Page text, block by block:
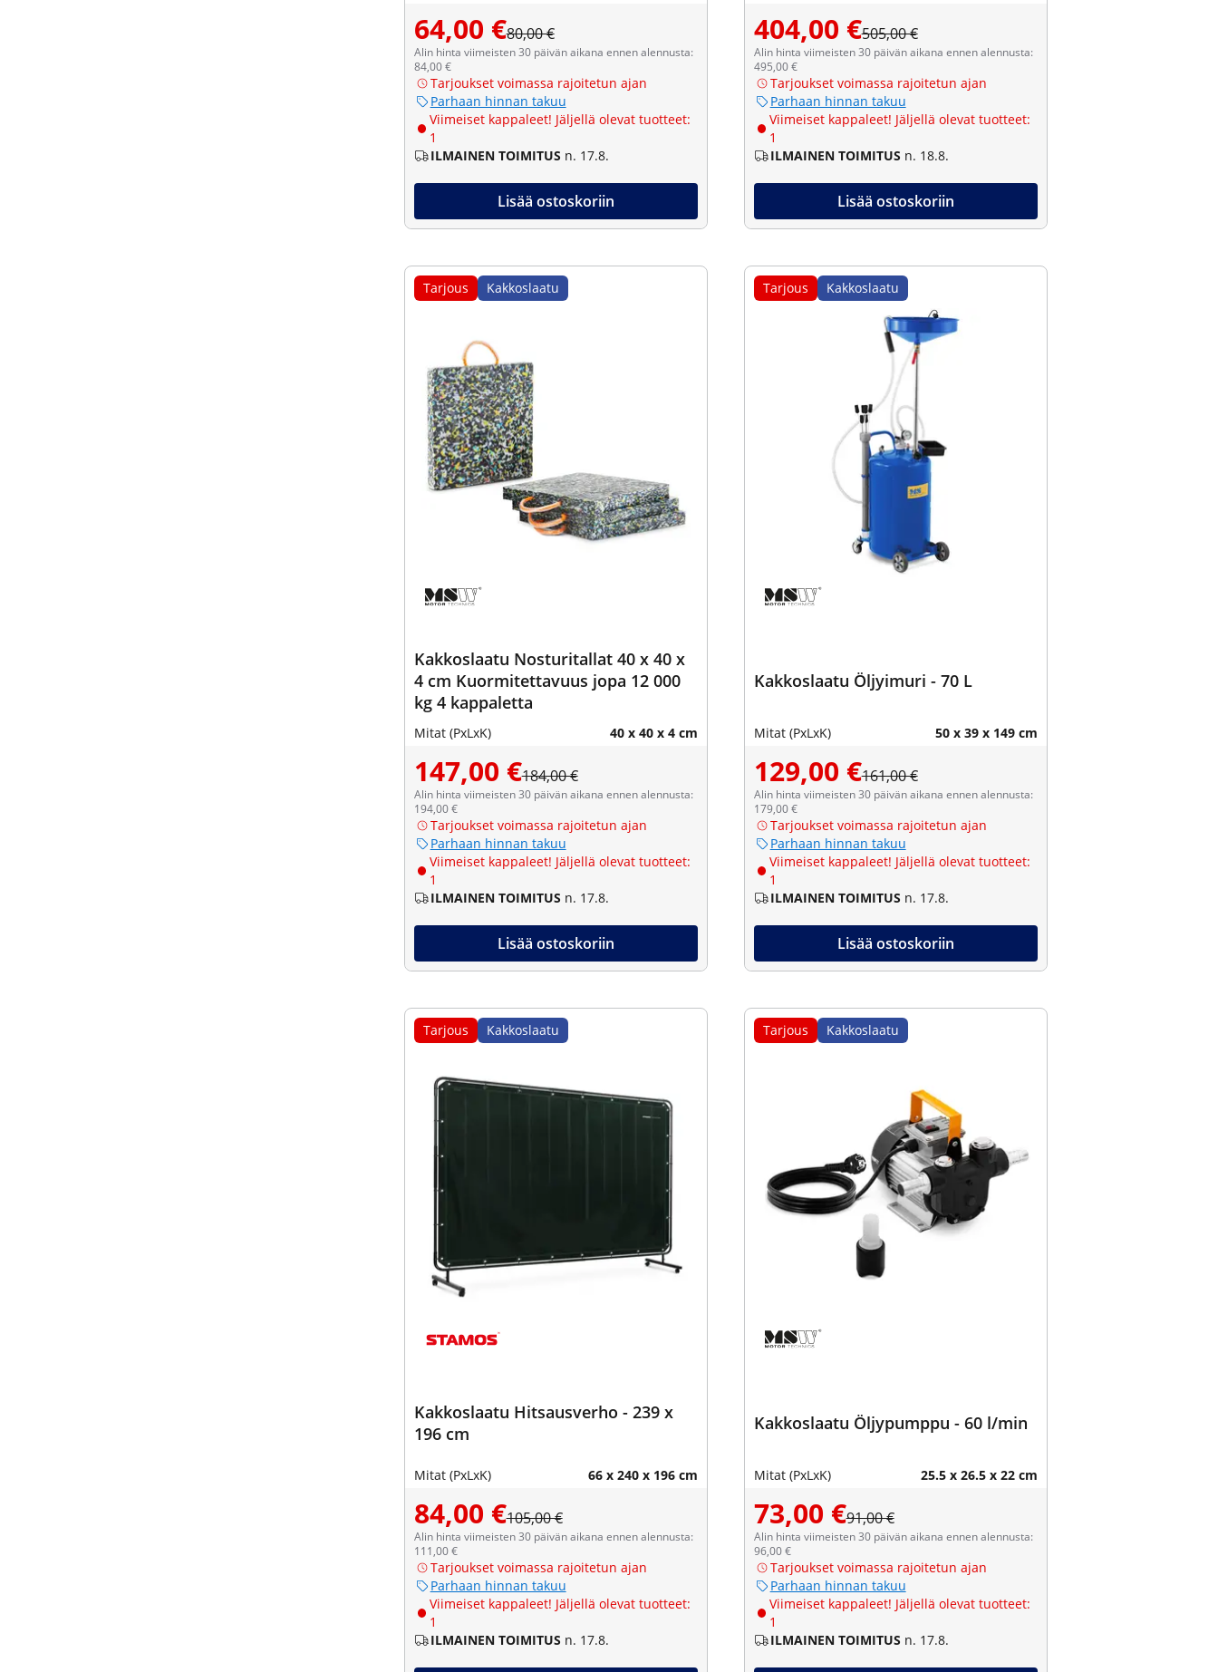
64,00 €80,00 €
Alin hinta viimeisten 30 päivän aikana ennen alennusta:
84,00 €
Tarjoukset voimassa rajoitetun ajan
Parhaan hinnan takuu
Viimeiset kappaleet! Jäljellä olevat tuotteet:
1
ILMAINEN TOIMITUS n. 17.8.
Lisää ostoskoriin
404,00 €505,00 €
Alin hinta viimeisten 30 päivän aikana ennen alennusta:
495,00 €
Tarjoukset voimassa rajoitetun ajan
Parhaan hinnan takuu
Viimeiset kappaleet! Jäljellä olevat tuotteet:
1
ILMAINEN TOIMITUS n. 18.8.
Lisää ostoskoriin
Tarjous Kakkoslaatu
Kakkoslaatu Nosturitallat 40 x 40 x
4 cm Kuormitettavuus jopa 12 000
kg 4 kappaletta
Mitat (PxLxK) 40 x 40 x 4 cm
147,00 €184,00 €
Alin hinta viimeisten 30 päivän aikana ennen alennusta:
194,00 €
Tarjoukset voimassa rajoitetun ajan
Parhaan hinnan takuu
Viimeiset kappaleet! Jäljellä olevat tuotteet:
1
ILMAINEN TOIMITUS n. 17.8.
Lisää ostoskoriin
Tarjous Kakkoslaatu
Kakkoslaatu Öljyimuri - 70 L
Mitat (PxLxK) 50 x 39 x 149 cm
129,00 €161,00 €
Alin hinta viimeisten 30 päivän aikana ennen alennusta:
179,00 €
Tarjoukset voimassa rajoitetun ajan
Parhaan hinnan takuu
Viimeiset kappaleet! Jäljellä olevat tuotteet:
1
ILMAINEN TOIMITUS n. 17.8.
Lisää ostoskoriin
Tarjous Kakkoslaatu
Kakkoslaatu Hitsausverho - 239 x
196 cm
Mitat (PxLxK) 66 x 240 x 196 cm
84,00 €105,00 €
Alin hinta viimeisten 30 päivän aikana ennen alennusta:
111,00 €
Tarjoukset voimassa rajoitetun ajan
Parhaan hinnan takuu
Viimeiset kappaleet! Jäljellä olevat tuotteet:
1
ILMAINEN TOIMITUS n. 17.8.
Tarjous Kakkoslaatu
Kakkoslaatu Öljypumppu - 60 l/min
Mitat (PxLxK) 25.5 x 26.5 x 22 cm
73,00 €91,00 €
Alin hinta viimeisten 30 päivän aikana ennen alennusta:
96,00 €
Tarjoukset voimassa rajoitetun ajan
Parhaan hinnan takuu
Viimeiset kappaleet! Jäljellä olevat tuotteet:
1
ILMAINEN TOIMITUS n. 17.8.